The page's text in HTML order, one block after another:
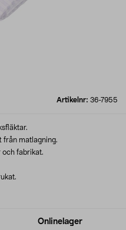
Artikelnr: 36-7955
Onlinelager
från matlagning.
och fabrikat.